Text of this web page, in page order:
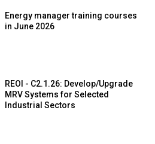
Energy manager training courses
in June 2026
REOI - C2.1.26: Develop/Upgrade
MRV Systems for Selected
Industrial Sectors